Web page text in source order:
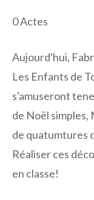
0Actes
Aujourd'hui,
Les Enfants de
s'amuseront
de Noël
de quatumtures
Réaliser ces
en classe!